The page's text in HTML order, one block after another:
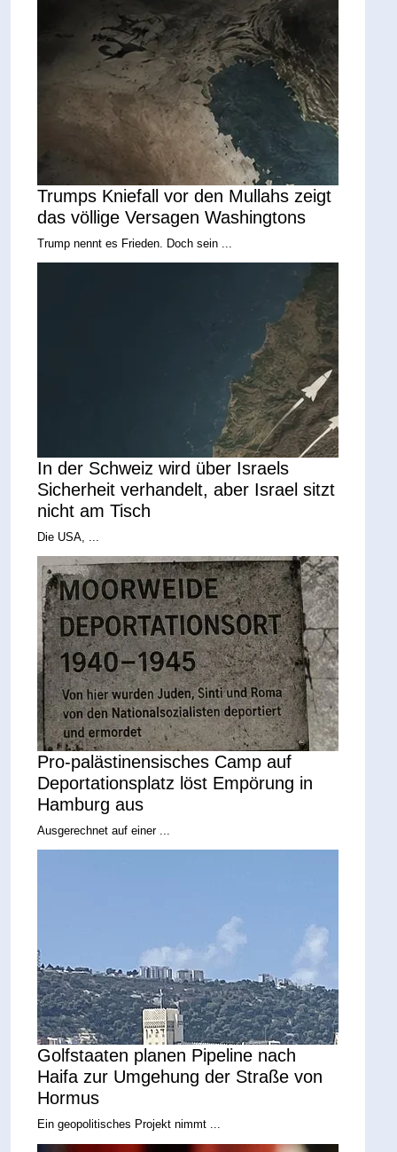
Trumps Kniefall vor den Mullahs zeigt
das völlige Versagen Washingtons
Trump nennt es Frieden. Doch sein ...
In der Schweiz wird über Israels
Sicherheit verhandelt, aber Israel sitzt
nicht am Tisch
Die USA, ...
Pro-palästinensisches Camp auf
Deportationsplatz löst Empörung in
Hamburg aus
Ausgerechnet auf einer ...
Golfstaaten planen Pipeline nach
Haifa zur Umgehung der Straße von
Hormus
Ein geopolitisches Projekt nimmt ...